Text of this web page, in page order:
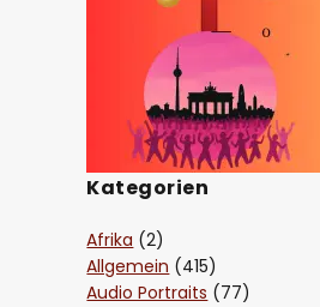
Kategorien
Afrika (2)
Allgemein (415)
Audio Portraits (77)